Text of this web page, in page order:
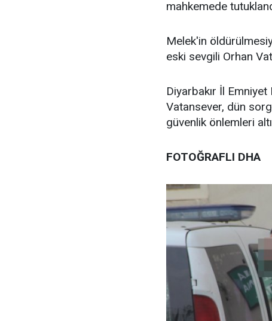
mahkemede
Melek'in
eski sevgili Orhan
Diyarbakır İl
Vatansever, dün
güvenlik önlemleri
FOTOĞRAFLI DHA